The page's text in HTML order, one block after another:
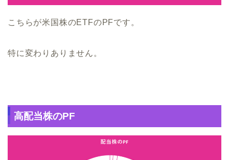
こちらが米国株のETFのPFです。
特に変わりありません。
高配当株のPF